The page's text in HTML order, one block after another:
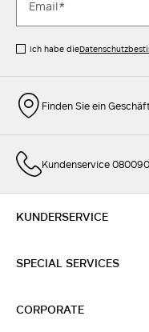
Ich habe die
Finden Sie ein
Kundenservice
KUNDERSERVICE
SPECIAL SERVICES
CORPORATE